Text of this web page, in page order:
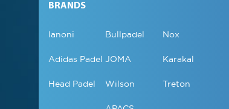
BRANDS
Ianoni Bullpadel Nox
Adidas Padel JOMA Karakal
Head Padel Wilson Treton